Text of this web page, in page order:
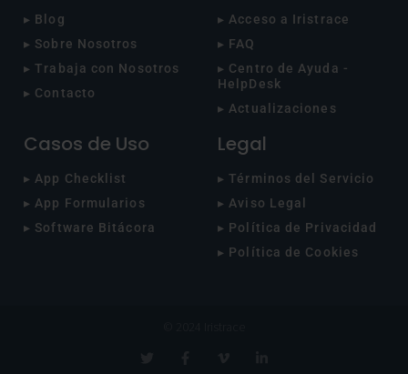
▸ Blog
▸ Sobre Nosotros
▸ Trabaja con Nosotros
▸ Contacto
▸ Acceso a Iristrace
▸ FAQ
▸ Centro de Ayuda -
HelpDesk
▸ Actualizaciones
Casos de Uso
▸ App Checklist
▸ App Formularios
▸ Software Bitácora
Legal
▸ Términos del Servicio
▸ Aviso Legal
▸ Política de Privacidad
▸ Política de Cookies